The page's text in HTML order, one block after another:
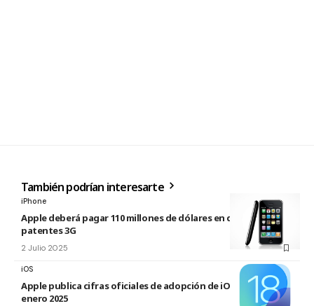
También podrían interesarte
iPhone
Apple deberá pagar 110 millones de dólares en disputa por
patentes 3G
2 Julio 2025
iOS
Apple publica cifras oficiales de adopción de iOS y iPadOS a
enero 2025